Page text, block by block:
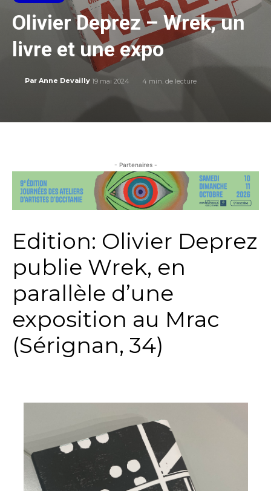
Olivier Deprez – Wrek, un
livre et une expo
Par Anne Devailly 19 mai 2024 4 min. de lecture
- Partenaires -
Edition: Olivier Deprez
publie Wrek, en
parallèle d’une
exposition au Mrac
(Sérignan, 34)